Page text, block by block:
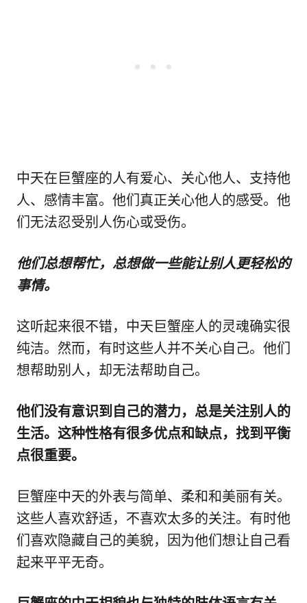
中天在巨蟹座的人有爱心、关心他人、支持他
人、感情丰富。他们真正关心他人的感受。他
们无法忍受别人伤心或受伤。
他们总想帮忙，总想做一些能让别人更轻松的
事情。
这听起来很不错，中天巨蟹座人的灵魂确实很
纯洁。然而，有时这些人并不关心自己。他们
想帮助别人，却无法帮助自己。
他们没有意识到自己的潜力，总是关注别人的
生活。这种性格有很多优点和缺点，找到平衡
点很重要。
巨蟹座中天的外表与简单、柔和和美丽有关。
这些人喜欢舒适，不喜欢太多的关注。有时他
们喜欢隐藏自己的美貌，因为他们想让自己看
起来平平无奇。